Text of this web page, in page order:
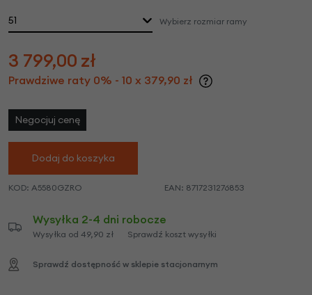
51 Wybierz rozmiar ramy
3 799,00 zł
Prawdziwe raty 0% - 10 x 379,90 zł
Negocjuj cenę
Dodaj do koszyka
KOD: A5580GZRO EAN: 8717231276853
Wysyłka 2-4 dni robocze
Wysyłka od 49,90 zł Sprawdź koszt wysyłki
Sprawdź dostępność w sklepie stacjonarnym